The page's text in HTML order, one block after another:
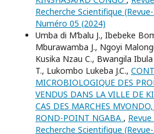
Recherche Scientifique
Numéro 05 (2024)
Umba di M’balu J., Ibebeke
Mburawamba J., Ngoyi
Kusika Nzau C., Bwangila
T., Lukombo Lukeba J.C.,
MICROBIOLOGIQUE DES
VENDUS DANS LA VILLE DE
CAS DES MARCHES
ROND-POINT NGABA ,
Recherche Scientifique